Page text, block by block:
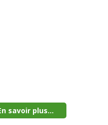
savoir plus...